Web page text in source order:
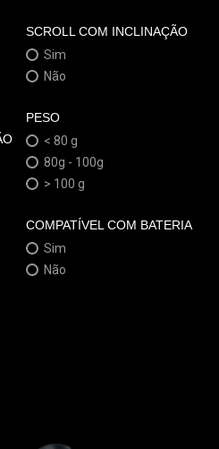
SCROLL COM INCLINAÇÃO
Sim
Não
PESO
< 80 g
80g - 100g
> 100 g
COMPATÍVEL COM BATERIA
Sim
Não